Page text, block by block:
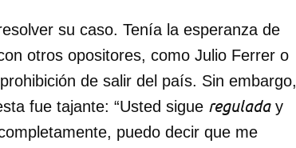
su caso. Tenía la esperanza de
otros opositores, como Julio Ferrer o
de salir del país. Sin embargo,
fue tajante: “Usted sigue reguladay
puedo decir que me